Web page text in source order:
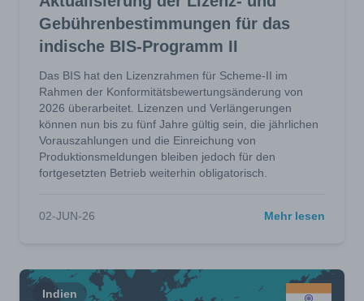
Gebührenbestimmungen für das
indische BIS-Programm II
Das BIS hat den Lizenzrahmen für Scheme-II im
Rahmen der Konformitätsbewertungsänderung von
2026 überarbeitet. Lizenzen und Verlängerungen
können nun bis zu fünf Jahre gültig sein, die jährlichen
Vorauszahlungen und die Einreichung von
Produktionsmeldungen bleiben jedoch für den
fortgesetzten Betrieb weiterhin obligatorisch.
02-JUN-26 Mehr lesen
Indien